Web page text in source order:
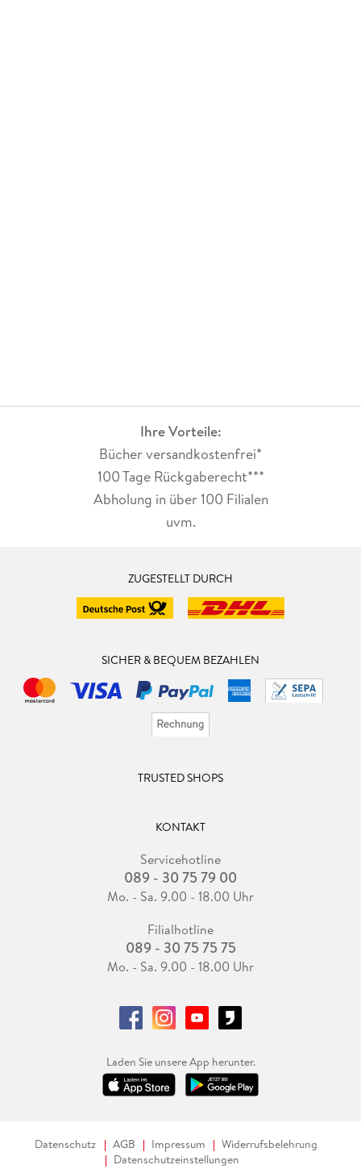
Ihre Vorteile:
Bücher versandkostenfrei*
100 Tage Rückgaberecht***
Abholung in über 100 Filialen
uvm.
ZUGESTELLT DURCH
SICHER & BEQUEM BEZAHLEN
TRUSTED SHOPS
KONTAKT
Servicehotline
089 - 30 75 79 00
Mo. - Sa. 9.00 - 18.00 Uhr
Filialhotline
089 - 30 75 75 75
Mo. - Sa. 9.00 - 18.00 Uhr
Laden Sie unsere App herunter.
Datenschutz AGB Impressum
Widerrufsbelehrung
Datenschutzeinstellungen